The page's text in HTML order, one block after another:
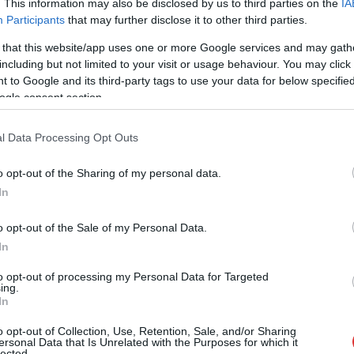
This information may also be disclosed by us to third parties on the
Participants that may further disclose it to other third parties.
that this website/app uses one or more Google services and may
but not limited to your visit or usage behaviour. You may
to Google and its third-party tags to use your data for below
consent section.
Data Processing Opt Outs
opt-out of the Sharing of my personal data.
opt-out of the Sale of my Personal Data.
opt-out of processing my Personal Data for Targeted
opt-out of Collection, Use, Retention, Sale, and/or Sharing
Data that Is Unrelated with the Purposes for which it
forgalomkorlátozással is járhat. Hétfőn
reggel ezért több járat is eltérő módon
közlekedik majd Szolnokon.
TOVÁBB OLVASOM
tömegközlekedés,változás
is érdemes előre tervezni
hétvégére igyekszik felkészülni a MÁV-